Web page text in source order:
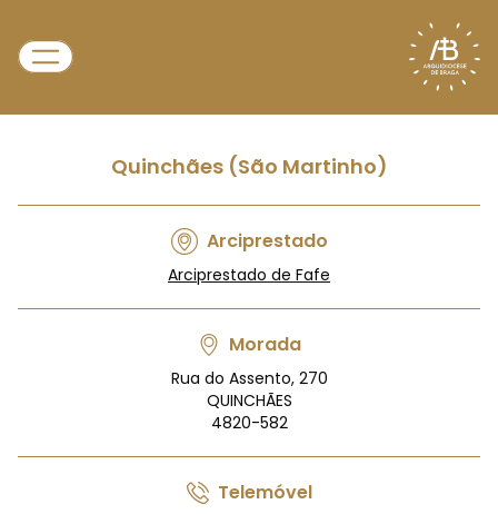
Quinchães (São Martinho)
Arciprestado
Arciprestado de Fafe
Morada
Rua do Assento, 270
QUINCHÃES
4820-582
Telemóvel